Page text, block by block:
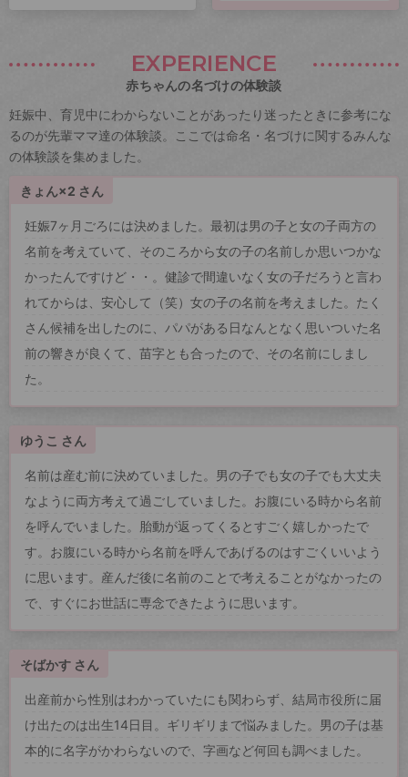
EXPERIENCE
赤ちゃんの名づけの体験談
妊娠中、育児中にわからないことがあったり迷ったときに参考にな
るのが先輩ママ達の体験談。ここでは命名・名づけに関するみんな
の体験談を集めました。
きょん×2 さん
妊娠7ヶ月ごろには決めました。最初は男の子と女の子両方の
名前を考えていて、そのころから女の子の名前しか思いつかな
かったんですけど・・。健診で間違いなく女の子だろうと言わ
れてからは、安心して（笑）女の子の名前を考えました。たく
さん候補を出したのに、パパがある日なんとなく思いついた名
前の響きが良くて、苗字とも合ったので、その名前にしまし
た。
ゆうこ さん
名前は産む前に決めていました。男の子でも女の子でも大丈夫
なように両方考えて過ごしていました。お腹にいる時から名前
を呼んでいました。胎動が返ってくるとすごく嬉しかったで
す。お腹にいる時から名前を呼んであげるのはすごくいいよう
に思います。産んだ後に名前のことで考えることがなかったの
で、すぐにお世話に専念できたように思います。
そばかす さん
出産前から性別はわかっていたにも関わらず、結局市役所に届
け出たのは出生14日目。ギリギリまで悩みました。男の子は基
本的に名字がかわらないので、字画など何回も調べました。